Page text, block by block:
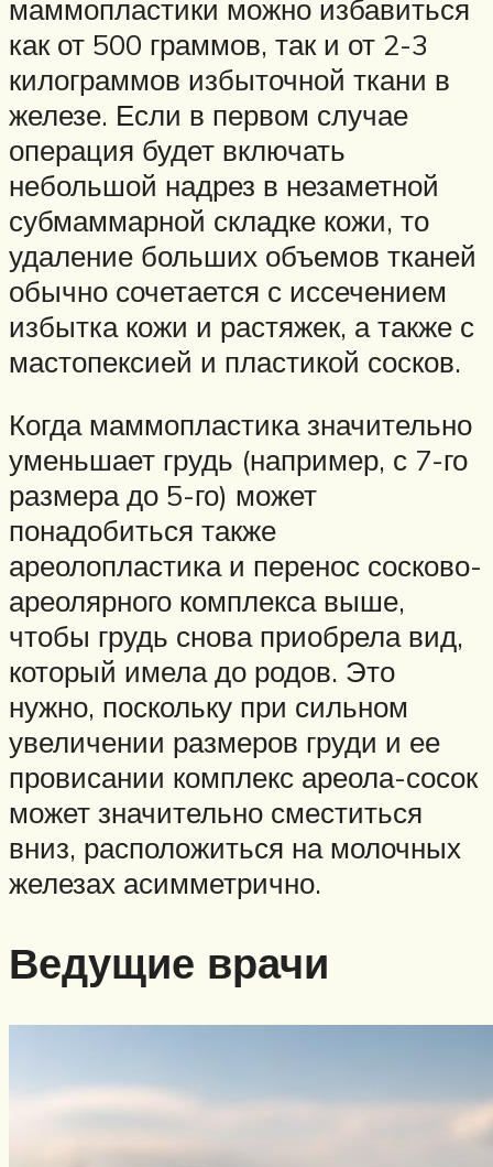
маммопластики можно избавиться
как от 500 граммов, так и от 2-3
килограммов избыточной ткани в
железе. Если в первом случае
операция будет включать
небольшой надрез в незаметной
субмаммарной складке кожи, то
удаление больших объемов тканей
обычно сочетается с иссечением
избытка кожи и растяжек, а также с
мастопексией и пластикой сосков.
Когда маммопластика значительно
уменьшает грудь (например, с 7-го
размера до 5-го) может
понадобиться также
ареолопластика и перенос сосково-
ареолярного комплекса выше,
чтобы грудь снова приобрела вид,
который имела до родов. Это
нужно, поскольку при сильном
увеличении размеров груди и ее
провисании комплекс ареола-сосок
может значительно сместиться
вниз, расположиться на молочных
железах асимметрично.
Ведущие врачи